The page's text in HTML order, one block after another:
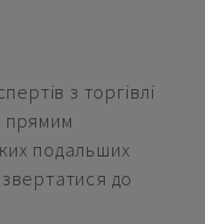
з торгівлі
прямим
подальших
до